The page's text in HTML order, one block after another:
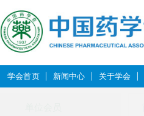
学会首页 新闻中心 关于学会